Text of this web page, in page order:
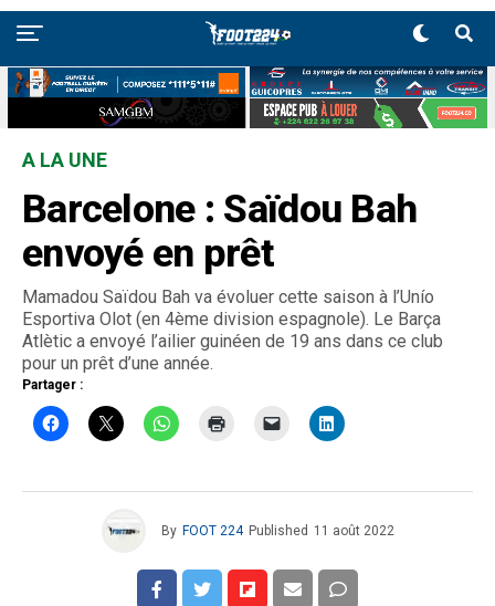
A LA UNE
Barcelone : Saïdou Bah
envoyé en prêt
Mamadou Saïdou Bah va évoluer cette saison à l’Unío
Esportiva Olot (en 4ème division espagnole). Le Barça
Atlètic a envoyé l’ailier guinéen de 19 ans dans ce club
pour un prêt d’une année.
Partager :
By FOOT 224 Published 11 août 2022